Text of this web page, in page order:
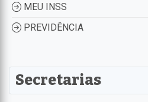
MEU INSS
PREVIDÊNCIA
Secretarias